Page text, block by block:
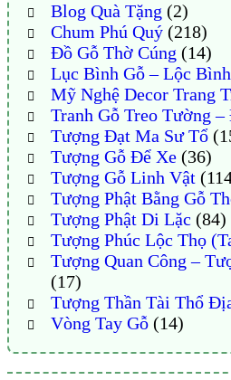
Blog Quà Tặng (2)
Chum Phú Quý(218)
Đồ Gỗ Thờ Cúng (14)
Lục Bình Gỗ – Lộc
Mỹ Nghệ Decor Trang
Tranh Gỗ Treo Tường
Tượng Đạt Ma Sư Tổ
Tượng Gỗ Để Xe(36)
Tượng Gỗ Linh Vật
Tượng Phật Bằng Gỗ
Tượng Phật Di Lặc (84)
Tượng Phúc Lộc Thọ
Tượng Quan Công –
(17)
Tượng Thần Tài Thổ
Vòng Tay Gỗ(14)